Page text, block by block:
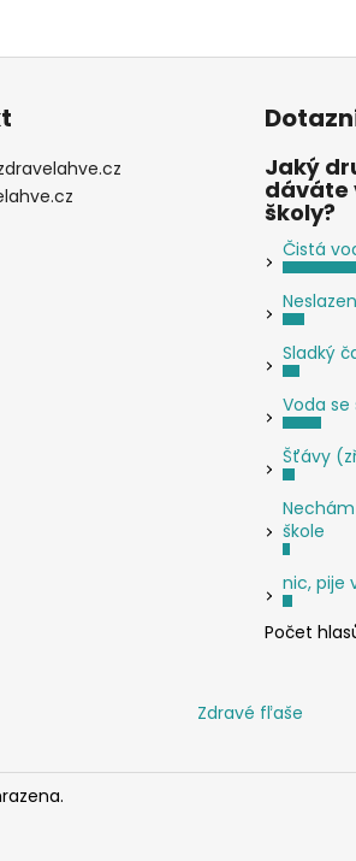
Jaký
dáváte
školy?
Čistá
Sladký
Voda
Šťávy
škole
nic, pije
Počet
Zdravé fľaše